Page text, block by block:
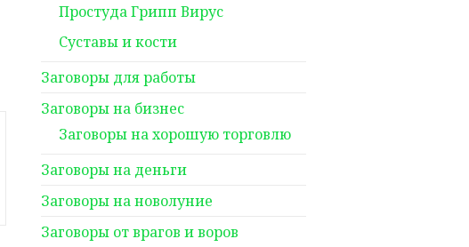
Простуда Грипп Вирус
Суставы и кости
Заговоры для работы
Заговоры на бизнес
Заговоры на хорошую торговлю
Заговоры на деньги
Заговоры на новолуние
Заговоры от врагов и воров